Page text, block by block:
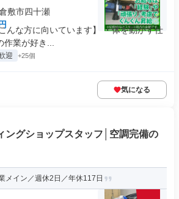
敷市四十瀬
んな方に向いています】 ・体を動かす仕
業が好き...
迎 +25個
気になる
ングショップスタッフ│空調完備の
メイン／週休2日／年休117日